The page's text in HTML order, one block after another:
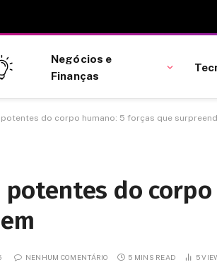
Negócios e
Finanças
do corpo humano: 5 forças que
potentes do
NENHUM COMENTÁRIO 5 MINS READ 5